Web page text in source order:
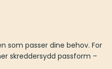
som passer dine behov. For
skreddersydd passform –